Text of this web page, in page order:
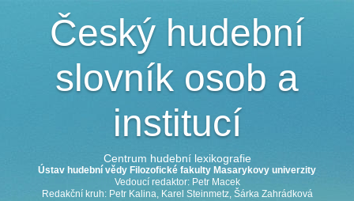
Český hudební
slovník osob a
institucí
Centrum hudební lexikografie
Ústav hudební vědy Filozofické fakulty Masarykovy univerzity
Vedoucí redaktor: Petr Macek
Redakční kruh: Petr Kalina, Karel Steinmetz, Šárka Zahrádková